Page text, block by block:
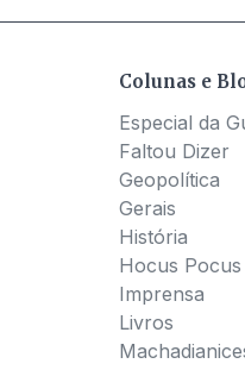
Colunas e
Especial da
Faltou Dizer
Geopolítica
Gerais
História
Hocus Pocus
Imprensa
Livros